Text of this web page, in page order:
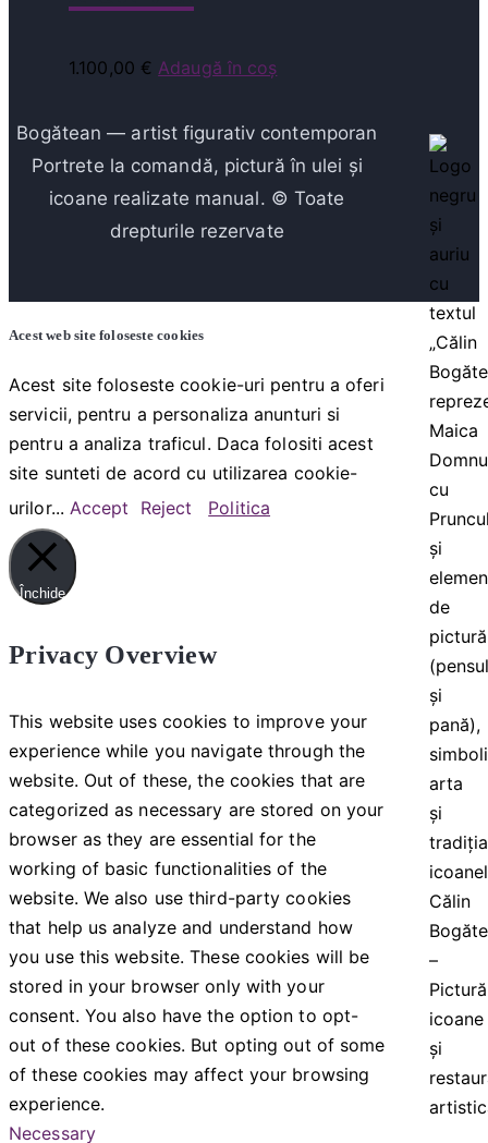
1.100,00 € Adaugă în coș
Călin
–
icoane
și
Bogătean — artist figurativ contemporan
Portrete la comandă, pictură în ulei și
icoane realizate manual. © Toate
drepturile rezervate
Acest web site foloseste cookies
Acest site foloseste cookie-uri pentru a oferi
servicii, pentru a personaliza anunturi si
pentru a analiza traficul. Daca folositi acest
site sunteti de acord cu utilizarea cookie-
urilor... Accept Reject Politica
Închide
Privacy Overview
This website uses cookies to improve your
experience while you navigate through the
website. Out of these, the cookies that are
categorized as necessary are stored on your
browser as they are essential for the
working of basic functionalities of the
website. We also use third-party cookies
that help us analyze and understand how
you use this website. These cookies will be
stored in your browser only with your
consent. You also have the option to opt-
out of these cookies. But opting out of some
of these cookies may affect your browsing
experience.
Necessary